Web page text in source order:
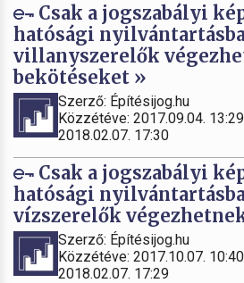
Csak a jogszabályi
hatósági
villanyszerelők
bekötéseket »
Szerző: Építésijog.hu
Közzétéve: 2017.09.04.
2018.02.07. 17:30
Csak a jogszabályi
hatósági
vízszerelők
Szerző: Építésijog.hu
Közzétéve: 2017.10.07.
2018.02.07. 17:29